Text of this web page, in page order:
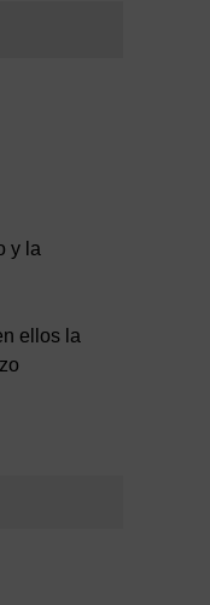
y la
ellos la